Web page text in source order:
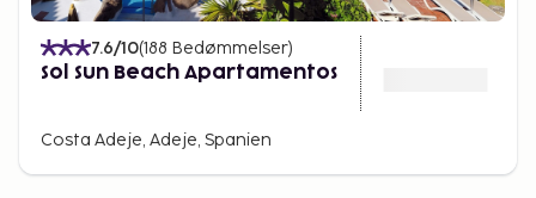
7.6/10(188 Bedømmelser)
Sol Sun Beach Apartamentos
Costa Adeje, Adeje, Spanien